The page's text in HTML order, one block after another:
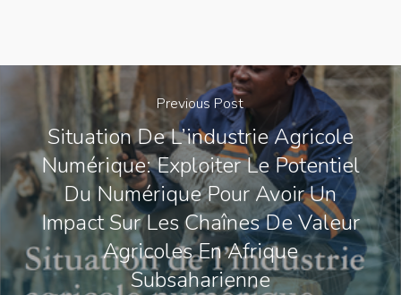
Previous Post
Situation De L’industrie Agricole
Numérique: Exploiter Le Potentiel
Du Numérique Pour Avoir Un
Impact Sur Les Chaînes De Valeur
Agricoles En Afrique
Subsaharienne